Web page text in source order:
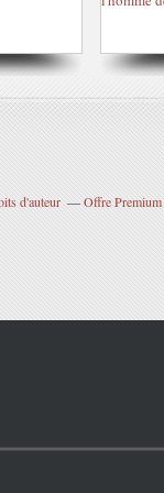
d'auteur Offre Premium